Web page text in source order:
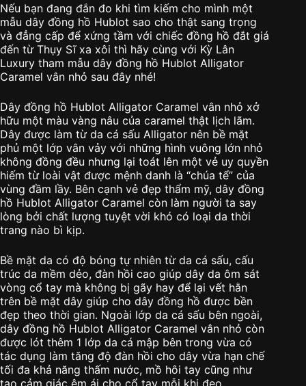
Nếu bạn đang đắn đo khi tìm kiếm cho mình một
mẫu dây đồng hồ Hublot sao cho thật sang trọng
và đẳng cấp để xứng tầm với chiếc đồng hồ đắt giá
đến từ Thụy Sĩ xa xôi thì hãy cùng với Kỳ Lân
Luxury tham mẫu dây đồng hồ Hublot Alligator
Caramel vân nhỏ sau đây nhé!
Dây đồng hồ Hublot Alligator Caramel vân nhỏ xở
hữu một màu vàng nâu của caramel thật lịch lãm.
Dây được làm từ da cá sấu Alligator nên bề mặt
phủ một lớp vân vảy với những hình vuông lớn nhỏ
không đồng đều nhưng lại toát lên một vẻ uy quyền
hiếm từ loài vật được mệnh danh là “chúa tể” của
vùng đầm lầy. Bên cạnh vẻ đẹp thẩm mỹ, dây đồng
hồ Hublot Alligator Caramel còn làm người ta say
lòng bởi chất lượng tuyệt vời khó có loại da thời
trang nào bì kịp.
Bề mặt da có độ bóng tự nhiên từ da cá sấu, cấu
trúc da mềm dẻo, đàn hồi cao giúp dây da ôm sát
vòng cổ tay mà không bị gãy hay để lại vết hằn
trên bề mặt dây giúp cho dây đồng hồ được bền
đẹp theo thời gian. Ngoài lớp da cá sấu bên ngoài,
dây đồng hồ Hublot Alligator Caramel vân nhỏ còn
được lót thêm 1 lớp da cá mập bên trong vừa có
tác dụng làm tăng độ đàn hồi cho dây vừa hạn chế
tối đa khả năng thấm nước, mồ hôi tay cũng như
tạo cảm giác êm ái cho cổ tay mỗi khi đeo.